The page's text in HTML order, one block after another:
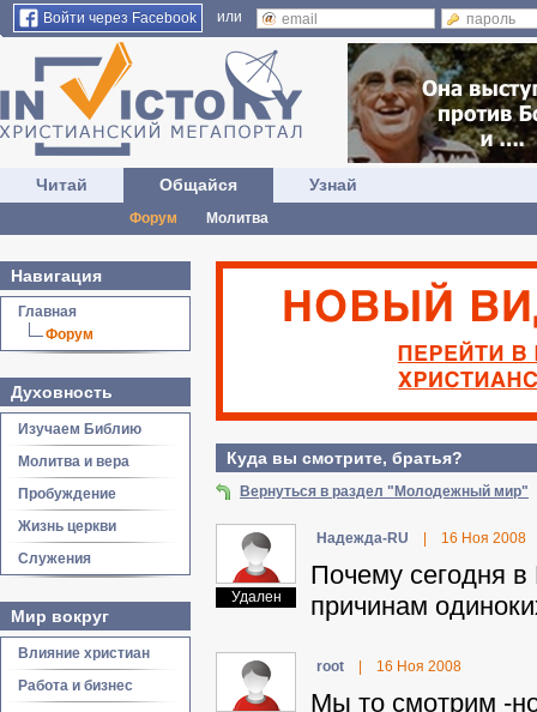
Войти через Facebook или
Читай Общайся
Форум Молитва
Узнай
Навигация
Главная
Форум
Духовность
Изучаем Библию
Молитва и вера
Пробуждение
Жизнь церкви
Служения
Мир вокруг
Влияние христиан
Работа и бизнес
Куда вы смотрите, братья?
Вернуться в раздел "Молодежный мир"
Удален
Haдeждa-RU 16 Ноя 2008
Почему сегодня в
причинам
root 16 Ноя 2008
Мы то смотрим -